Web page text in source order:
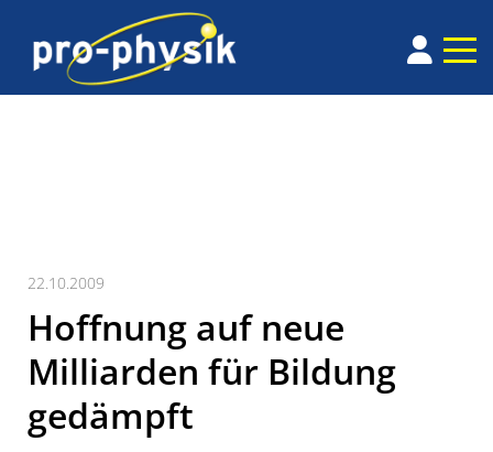
22.10.2009
Hoffnung auf neue
Milliarden für Bildung
gedämpft